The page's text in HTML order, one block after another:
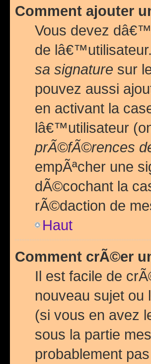
Comment ajouter
Vous devez
de
sa signature sur
pouvez aussi
en activant la
lâ€™utilisateur
prÃ©fÃ©rences
empÃªcher une
dÃ©cochant la
rÃ©daction de
Haut
Comment crÃ©er
Il est facile de
nouveau sujet
(si vous en avez
sous la partie
probablement